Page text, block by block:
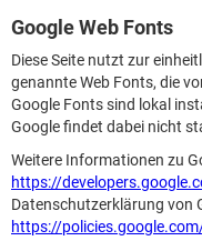
Google Web Fonts
Diese Seite nutzt zur
genannte Web Fonts, die
Google Fonts sind lokal
Google findet dabei nicht
Weitere Informationen zu
https://
Datenschutzerklärung von
https://